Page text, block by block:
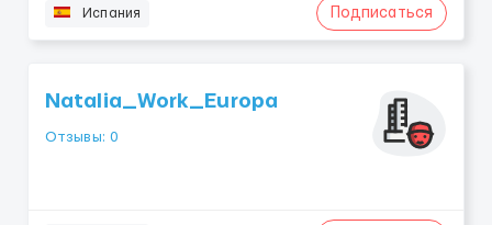
Испания Подписаться
Natalia_Work_Europa
Отзывы: 0